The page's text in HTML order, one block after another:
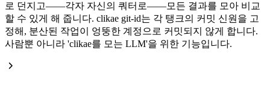
로 던지고——각자 자신의 쿼터로——모든 결과를 모아 비교
할 수 있게 해 줍니다. clikae git-id는 각 탱크의 커밋 신원을 고
정해, 분산된 작업이 엉뚱한 계정으로 커밋되지 않게 합니다.
사람뿐 아니라 'clikae를 모는 LLM'을 위한 기능입니다.